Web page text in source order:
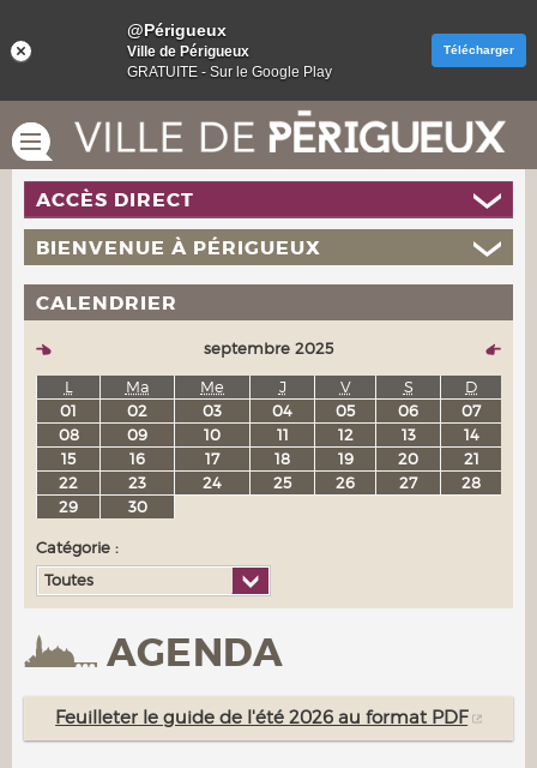
AGENDA
Feuilleter le guide de l'été 2026 au format PDF
ACCÈS DIRECT
BIENVENUE À PÉRIGUEUX
CALENDRIER
septembre 2025
L
Ma Me J V S
D
01
02 03 04 05 06
07
08
09 10 11 12 13
14
15
16 17 18 19 20
21
22
23 24 25 26 27
28
29
30
Catégorie :
Toutes
@Périgueux
Ville de Périgueux
GRATUITE - Sur le Google Play
Télécharger